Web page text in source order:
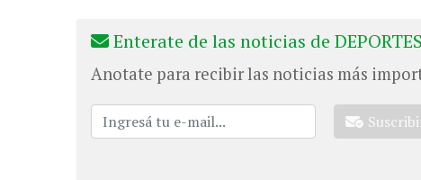
Enterate de las noticias de
Anotate para recibir las noticias más